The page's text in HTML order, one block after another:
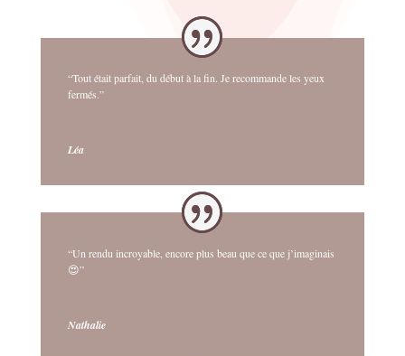
“Tout était parfait, du début à la fin. Je recommande les yeux
fermés.”
Léa
“Un rendu incroyable, encore plus beau que ce que j’imaginais
😍”
Nathalie